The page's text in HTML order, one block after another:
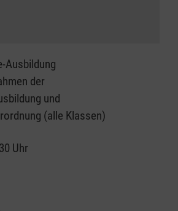
Ausbildung
der
und
(alle Klassen)
Uhr